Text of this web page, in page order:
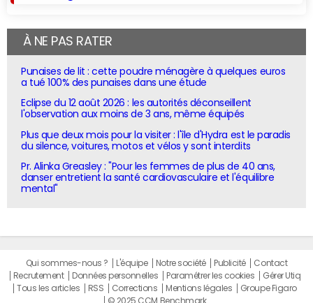
À NE PAS RATER
Punaises de lit : cette poudre ménagère à quelques euros
a tué 100% des punaises dans une étude
Eclipse du 12 août 2026 : les autorités déconseillent
l'observation aux moins de 3 ans, même équipés
Plus que deux mois pour la visiter : l'île d'Hydra est le paradis
du silence, voitures, motos et vélos y sont interdits
Pr. Alinka Greasley : "Pour les femmes de plus de 40 ans,
danser entretient la santé cardiovasculaire et l'équilibre
mental"
Qui sommes-nous ? L'équipe Notre société Publicité
Contact
Recrutement
Données personnelles Paramétrer les cookies
Gérer Utiq
Tous les articles
RSS Corrections Mentions légales
Groupe Figaro
© 2025 CCM Benchmark